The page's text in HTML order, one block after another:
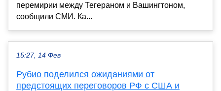
перемирии между Тегераном и Вашингтоном,
сообщили СМИ. Ка...
15:27, 14 Фев
Рубио поделился ожиданиями от
предстоящих переговоров РФ с США и